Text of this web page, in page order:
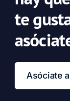
te
Asóciate